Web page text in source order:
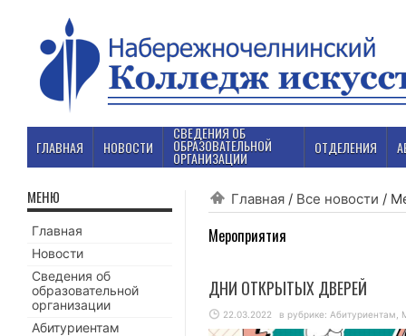
ГЛАВНАЯ НОВОСТИ
СВЕДЕНИЯ ОБ
ОБРАЗОВАТЕЛЬНОЙ
ОРГАНИЗАЦИИ
ОТДЕЛЕНИЯ
Главная / Все новости /
Мероприятия
ДНИ ОТКРЫТЫХ ДВЕРЕЙ
22.03.2022 в рубрике: Абитуриентам
МЕНЮ
Главная
Новости
Сведения об
образовательной
организации
Абитуриентам